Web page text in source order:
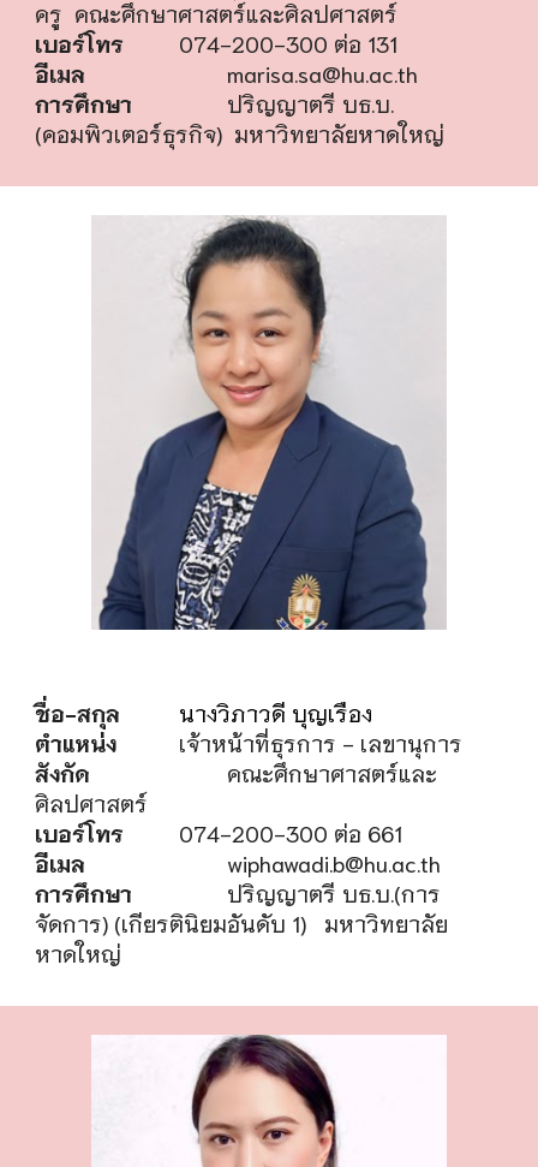
ครู คณะศึกษาศาสตร์และศิลปศาสตร์
เบอร์โทร
074-200-300 ต่อ 131
อีเมล
marisa.sa@hu.ac.th
การศึกษา
ปริญญาตรี บธ.บ.
(คอมพิวเตอร์ธุรกิจ) มหาวิทยาลัยหาดใหญ่
ชื่อ-สกุล
นางวิภาวดี บุญเรือง
ตำแหน่ง
เจ้าหน้าที่ธุรการ - เลขานุการ
สังกัด
คณะศึกษาศาสตร์และ
ศิลปศาสตร์
เบอร์โทร
074-200-300 ต่อ 661
อีเมล
wiphawadi.b@hu.ac.th
การศึกษา
ปริญญาตรี บธ.บ.(การ
จัดการ) (เกียรตินิยมอันดับ 1)
มหาวิทยาลัย
หาดใหญ่